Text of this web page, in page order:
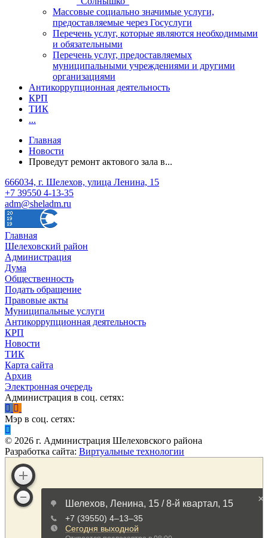
Массовые социально значимые услуги,
предоставляемые через Госуслуги
Перечень услуг, которые являются необходимыми
и обязательными
Перечень услуг, предоставляемых
муниципальными учреждениями и другими
организациями
Антикоррупционная деятельность
КРП
ТИК
...
Главная
Новости
Проведут ремонт актового зала в...
666034, г. Шелехов, улица Ленина, 15
+7 39550 4-13-35
adm@sheladm.ru
Главная
Шелеховский район
Администрация
Дума
Общественность
Подать обращение
Правовые акты
Муниципальные услуги
Антикоррупционная деятельность
КРП
Новости
ТИК
Карта сайта
Архив
Электронная очередь
Администрация в соц. сетях:
Мэр в соц. сетях:
© 2026 г. Администрация Шелеховского района
Разработка сайта: Виртуальные технологии